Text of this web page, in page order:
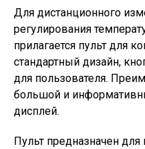
Для дистанционного
регулирования
прилагается пульт для
стандартный дизайн,
для пользователя.
большой и
дисплей.
Пульт предназначен